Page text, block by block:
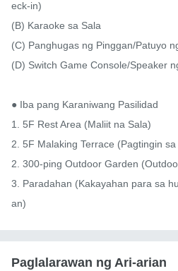
eck-in)
(B) Karaoke sa Sala
(C) Panghugas ng Pinggan/Patuyo
(D) Switch Game Console/Speaker
● Iba pang Karaniwang Pasilidad
1. 5F Rest Area (Maliit na Sala)
2. 5F Malaking Terrace (Pagtingin
2. 300-ping Outdoor Garden
3. Paradahan (Kakayahan para sa
an)
Paglalarawan ng Ari-arian